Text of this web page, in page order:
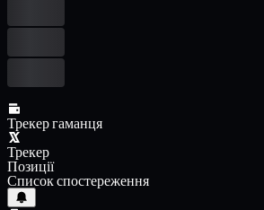
Трекер гаманця
Трекер
Позиції
Список спостереження